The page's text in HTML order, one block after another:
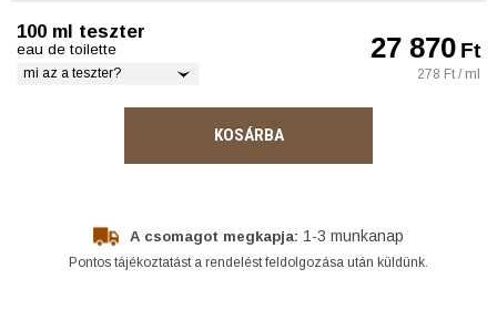
100 ml teszter
eau de toilette
mi az a teszter?
27 870Ft
278 Ft / ml
KOSÁRBA
A csomagot megkapja: 1-3 munkanap
Pontos tájékoztatást a rendelést feldolgozása után küldünk.